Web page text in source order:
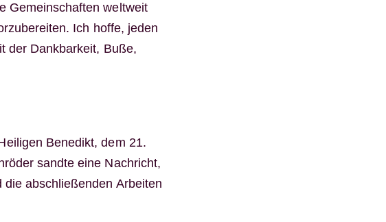
Gemeinschaften weltweit
Ich hoffe, jeden
der Dankbarkeit, Buße,
Benedikt, dem 21.
sandte eine Nachricht,
die abschließenden Arbeiten